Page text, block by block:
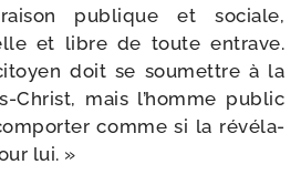
publique et sociale,
et libre de toute entrave.
doit se sou­mettre à la
​Christ, mais l’homme public
comme si la révé­la­
lui. »